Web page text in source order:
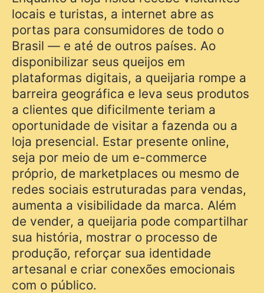
locais e turistas, a internet abre as
portas para consumidores de todo o
Brasil — e até de outros países. Ao
disponibilizar seus queijos em
plataformas digitais, a queijaria rompe a
barreira geográfica e leva seus produtos
a clientes que dificilmente teriam a
oportunidade de visitar a fazenda ou a
loja presencial. Estar presente online,
seja por meio de um e-commerce
próprio, de marketplaces ou mesmo de
redes sociais estruturadas para vendas,
aumenta a visibilidade da marca. Além
de vender, a queijaria pode compartilhar
sua história, mostrar o processo de
produção, reforçar sua identidade
artesanal e criar conexões emocionais
com o público.